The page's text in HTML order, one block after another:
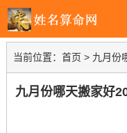
当前位置： 首页 > 九月份哪
九月份哪天搬家好